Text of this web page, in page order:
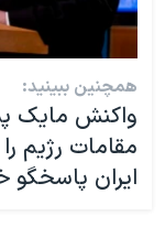
همچنین ببینید:
واکنش مایک
مقامات رژیم
ایران پاسخگو